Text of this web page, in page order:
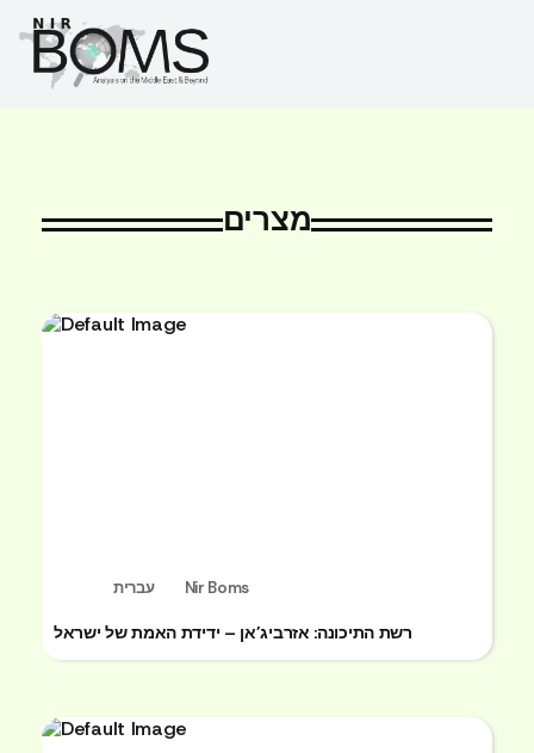
מצרים
עברית Nir Boms
רשת התיכונה: אזרביג’אן – ידידת האמת של ישראל